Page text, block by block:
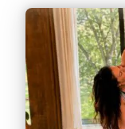
Yoga
avec
DJ